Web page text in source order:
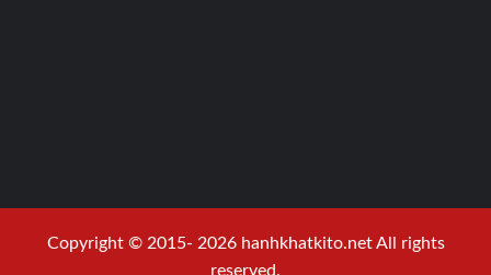
Copyright © 2015- 2026 hanhkhatkito.net All rights
reserved.